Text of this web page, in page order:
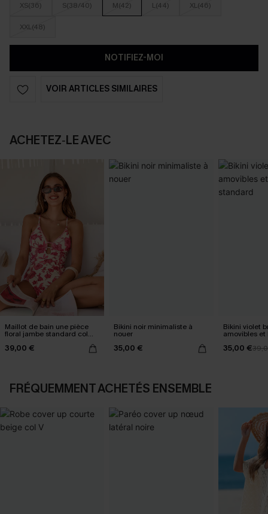
XS(36) S(38/40) M(42) L(44) XL(46)
XXL(48)
NOTIFIEZ-MOI
VOIR ARTICLES SIMILAIRES
ACHETEZ‑LE AVEC
Maillot de bain une pièce
floral jambe standard col
plongeant
39,00 €
Bikini noir minimaliste à
nouer
35,00 €
Bikini violet
amovibles et
35,00 €
FRÉQUEMMENT ACHETÉS ENSEMBLE